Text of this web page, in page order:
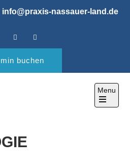
info@praxis-nassauer-land.de
buchen
Menu
Open